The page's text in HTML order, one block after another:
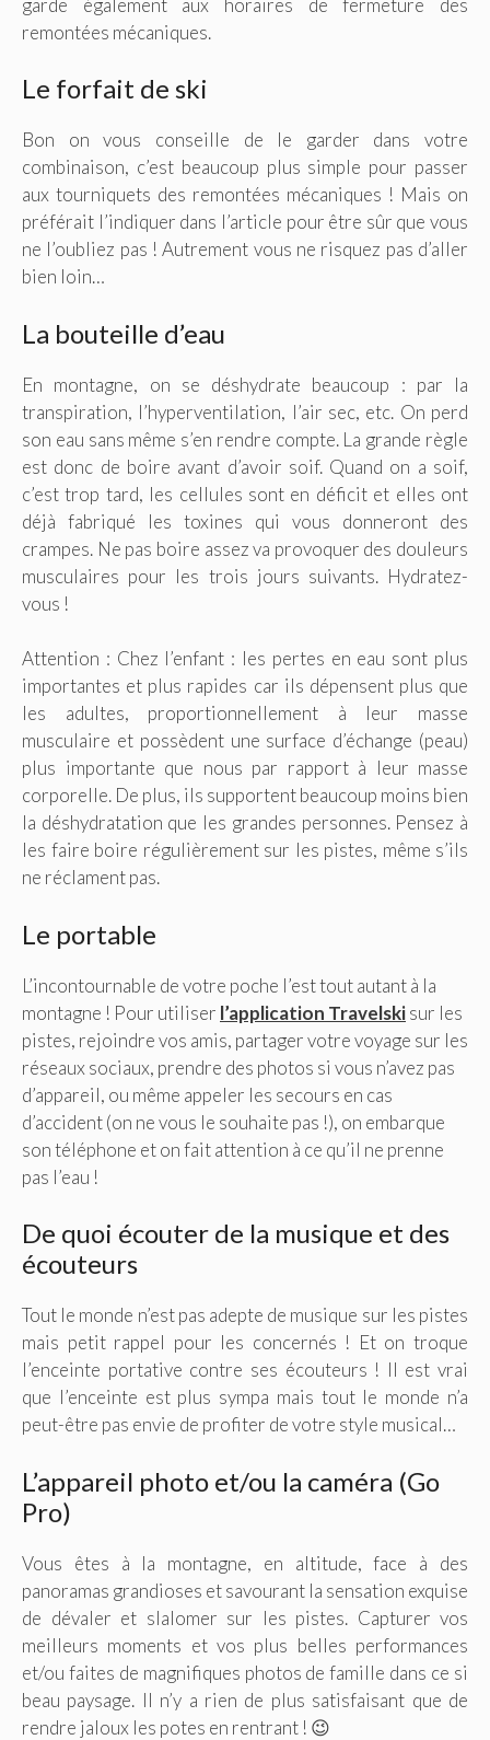
remontées mécaniques.
Le forfait de ski
Bon on vous conseille de le garder dans votre
combinaison, c’est beaucoup plus simple pour passer
aux tourniquets des remontées mécaniques ! Mais on
préférait l’indiquer dans l’article pour être sûr que vous
ne l’oubliez pas ! Autrement vous ne risquez pas d’aller
bien loin…
La bouteille d’eau
En montagne, on se déshydrate beaucoup : par la
transpiration, l’hyperventilation, l’air sec, etc. On perd
son eau sans même s’en rendre compte. La grande règle
est donc de boire avant d’avoir soif. Quand on a soif,
c’est trop tard, les cellules sont en déficit et elles ont
déjà fabriqué les toxines qui vous donneront des
crampes. Ne pas boire assez va provoquer des douleurs
musculaires pour les trois jours suivants. Hydratez-
vous !
Attention : Chez l’enfant : les pertes en eau sont plus
importantes et plus rapides car ils dépensent plus que
les adultes, proportionnellement à leur masse
musculaire et possèdent une surface d’échange (peau)
plus importante que nous par rapport à leur masse
corporelle. De plus, ils supportent beaucoup moins bien
la déshydratation que les grandes personnes. Pensez à
les faire boire régulièrement sur les pistes, même s’ils
ne réclament pas.
Le portable
L’incontournable de votre poche l’est tout autant à la
montagne ! Pour utiliser l’application Travelskisur les
pistes, rejoindre vos amis, partager votre voyage sur les
réseaux sociaux, prendre des photos si vous n’avez pas
d’appareil, ou même appeler les secours en cas
d’accident (on ne vous le souhaite pas !), on embarque
son téléphone et on fait attention à ce qu’il ne prenne
pas l’eau !
De quoi écouter de la musique et des
écouteurs
Tout le monde n’est pas adepte de musique sur les pistes
mais petit rappel pour les concernés ! Et on troque
l’enceinte portative contre ses écouteurs ! Il est vrai
que l’enceinte est plus sympa mais tout le monde n’a
peut-être pas envie de profiter de votre style musical…
L’appareil photo et/ou la caméra (Go
Pro)
Vous êtes à la montagne, en altitude, face à des
panoramas grandioses et savourant la sensation exquise
de dévaler et slalomer sur les pistes. Capturer vos
meilleurs moments et vos plus belles performances
et/ou faites de magnifiques photos de famille dans ce si
beau paysage. Il n’y a rien de plus satisfaisant que de
rendre jaloux les potes en rentrant ! 😉